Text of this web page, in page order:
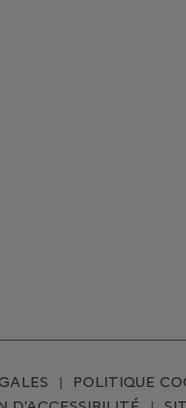
POLITIQUE